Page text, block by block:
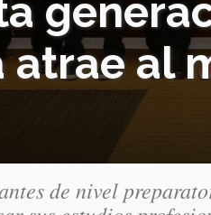
atrae al
de nivel